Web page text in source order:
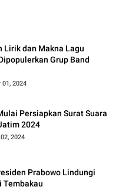
Lirik dan Makna Lagu
Grup Band
2024
Persiapkan Surat Suara
2024
2024
Prabowo Lindungi
Tembakau